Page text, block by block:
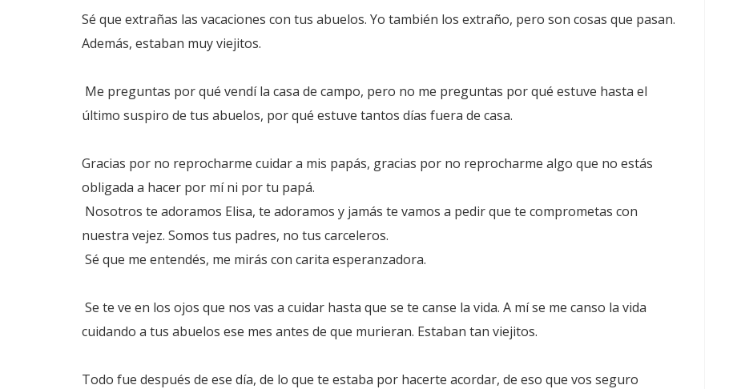
Sé que extrañas las vacaciones con tus abuelos. Yo también los extraño, pero son cosas que pasan.
Además, estaban muy viejitos.
Me preguntas por qué vendí la casa de campo, pero no me preguntas por qué estuve hasta el
último suspiro de tus abuelos, por qué estuve tantos días fuera de casa.
Gracias por no reprocharme cuidar a mis papás, gracias por no reprocharme algo que no estás
obligada a hacer por mí ni por tu papá.
Nosotros te adoramos Elisa, te adoramos y jamás te vamos a pedir que te comprometas con
nuestra vejez. Somos tus padres, no tus carceleros.
Sé que me entendés, me mirás con carita esperanzadora.
Se te ve en los ojos que nos vas a cuidar hasta que se te canse la vida. A mí se me canso la vida
cuidando a tus abuelos ese mes antes de que murieran. Estaban tan viejitos.
Todo fue después de ese día, de lo que te estaba por hacerte acordar, de eso que vos seguro